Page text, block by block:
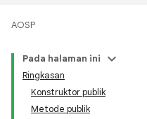
AOSP
Pada halaman ini
Ringkasan
Konstruktor publik
Metode publik